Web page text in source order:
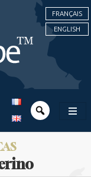
FRANÇAIS
ENGLISH